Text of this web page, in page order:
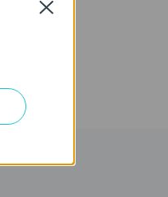
Close